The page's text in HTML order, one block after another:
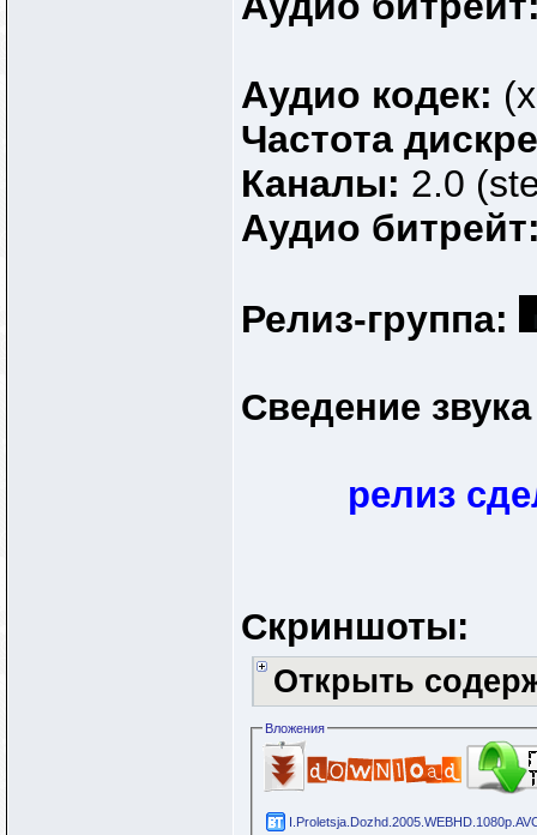
Аудио кодек:
Частота
Каналы: 2.0
Аудио
Релиз-группа:
Сведение
релиз
Скриншоты:
Открыть
Вложения